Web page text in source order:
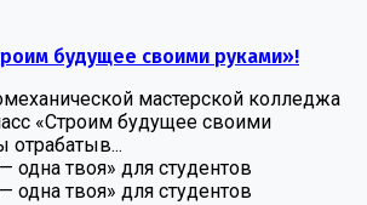
будущее своими руками»!
мастерской колледжа
«Строим будущее своими
отрабатыв...
одна твоя» для студентов
одна твоя» для студентов